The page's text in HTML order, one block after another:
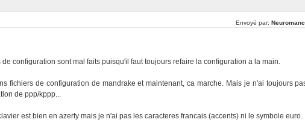
Envoyé par:
configuration sont mal faits puisqu'il faut toujours refaire la configuration a la main.
fichiers de configuration de mandrake et maintenant, ca marche. Mais je n'ai toujours
de ppp/kppp...
est bien en azerty mais je n'ai pas les caracteres francais (accents) ni le symbole euro.